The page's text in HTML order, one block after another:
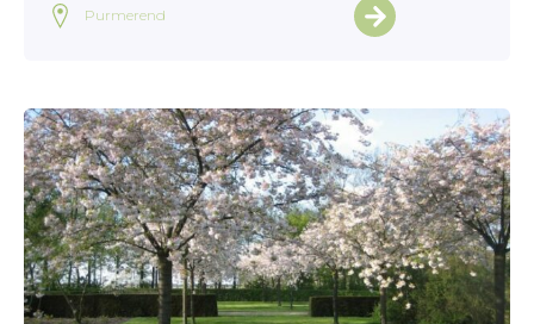
Purmerend